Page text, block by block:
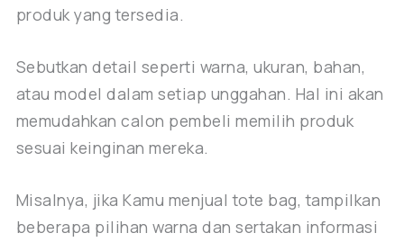
produk yang tersedia.
Sebutkan detail seperti warna, ukuran, bahan,
atau model dalam setiap unggahan. Hal ini akan
memudahkan calon pembeli memilih produk
sesuai keinginan mereka.
Misalnya, jika Kamu menjual tote bag, tampilkan
beberapa pilihan warna dan sertakan informasi